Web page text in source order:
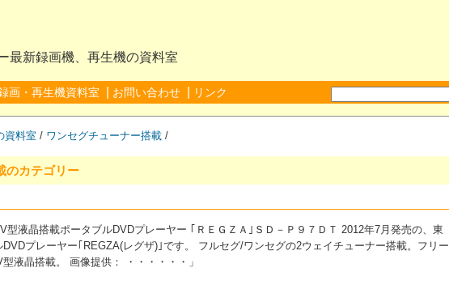
最新録画機、再生機の資料室
画・再生機資料室 お問い合わせ リンク
資料室 / ワンセグチューナー搭載 /
のカテゴリー
型液晶搭載ポータブルDVDプレーヤー ｢ＲＥＧＺＡ｣ＳＤ－Ｐ９７ＤＴ 2012年7月発売の、東
プレーヤー｢REGZA(レグザ)｣です。 フルセグ/ワンセグの2ウェイチューナー搭載。フリー
液晶搭載。 画像提供： ・・・・・・」